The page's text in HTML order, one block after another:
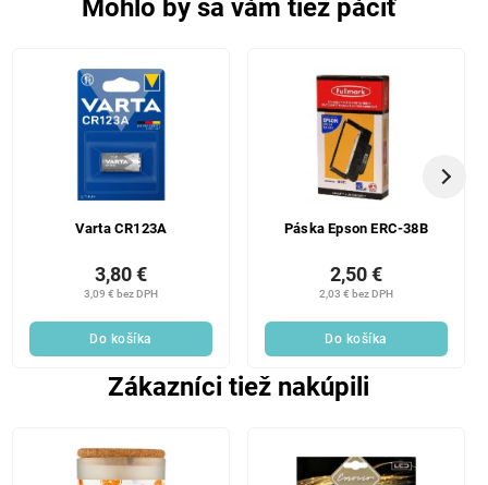
Mohlo by sa vám tiež páčiť
Varta CR123A
3,09 € bez DPH
3,80 €
Do košíka
Páska Epson ERC-38B
2,03 € bez DPH
2,50 €
Do košíka
Zákazníci tiež nakúpili